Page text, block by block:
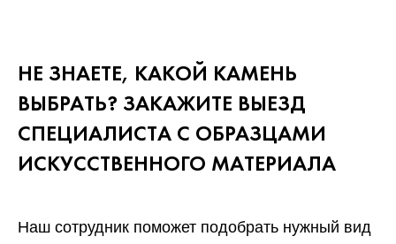
НЕ ЗНАЕТЕ, КАКОЙ КАМЕНЬ
ВЫБРАТЬ? ЗАКАЖИТЕ ВЫЕЗД
СПЕЦИАЛИСТА С ОБРАЗЦАМИ
ИСКУССТВЕННОГО МАТЕРИАЛА
Наш сотрудник поможет подобрать нужный вид